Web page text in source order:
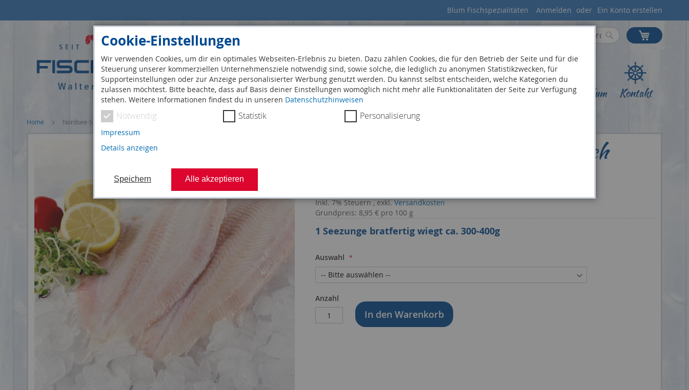
zum
Blum Fischspezialitäten Anmelden Ein Konto erstellen
Mein
Suche
Start Fischversand Bistros Jobs Über Blum Kontakt
Home Nordsee-Seezunge bratfertig, frisch
Nordsee-Seezunge bratfertig, frisch
Inkl. 7% Steuern,exkl.Versandkosten
Grundpreis: 8,95 € pro 100 g
1 Seezunge bratfertig wiegt ca. 300-400g
Auswahl
Anzahl
In den Warenkorb
Cookie-Einstellungen
Wir verwenden Cookies, um dir ein optimales Webseiten-Erlebnis zu bieten. Dazu zählen Cookies, die für den Betrieb der Seite und für die
Steuerung unserer kommerziellen Unternehmensziele notwendig sind, sowie solche, die lediglich zu anonymen Statistikzwecken, für
Supporteinstellungen oder zur Anzeige personalisierter Werbung genutzt werden. Du kannst selbst entscheiden, welche Kategorien du
zulassen möchtest. Bitte beachte, dass auf Basis deiner Einstellungen womöglich nicht mehr alle Funktionalitäten der Seite zur Verfügung
stehen. Weitere Informationen findest du in unseren Datenschutzhinweisen
Notwendig Statistik Personalisierung
Impressum
Details anzeigen
Speichern Alle akzeptieren